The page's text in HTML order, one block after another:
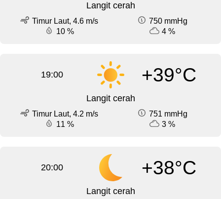
Langit cerah
Timur Laut, 4.6 m/s
750 mmHg
10 %
4 %
19:00 +39°C
Langit cerah
Timur Laut, 4.2 m/s
751 mmHg
11 %
3 %
20:00 +38°C
Langit cerah